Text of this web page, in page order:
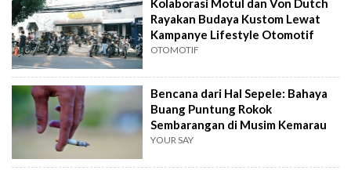
Kolaborasi Motul dan Von Dutch
Rayakan Budaya Kustom Lewat
Kampanye Lifestyle Otomotif
OTOMOTIF
Bencana dari Hal Sepele: Bahaya
Buang Puntung Rokok
Sembarangan di Musim Kemarau
YOUR SAY